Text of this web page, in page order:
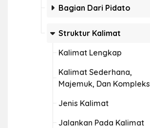
Bagian Dari Pidato
Struktur Kalimat
Kalimat Lengkap
Kalimat Sederhana,
Majemuk, Dan Kompleks
Jenis Kalimat
Jalankan Pada Kalimat